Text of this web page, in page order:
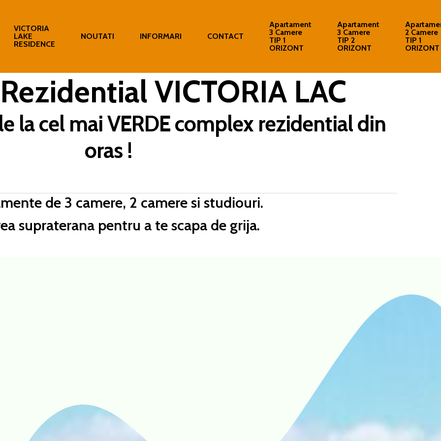
VICTORIA
LAKE
RESIDENCE
NOUTATI INFORMARI CONTACT
Apartament
3 Camere
TIP 1
ORIZONT
Apartament
3 Camere
TIP 2
ORIZONT
2 Camere
TIP 1
ORIZONT
VICTORIA LAC
la cel mai VERDE complex rezidential din
oras !
de 3 camere, 2 camere si studiouri.
supraterana pentru a te scapa de grija.